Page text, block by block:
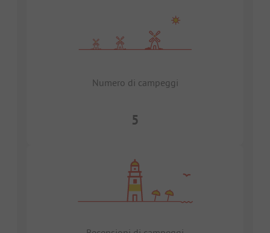
Numero di campeggi
5